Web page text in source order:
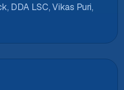
DDA LSC, Vikas Puri,